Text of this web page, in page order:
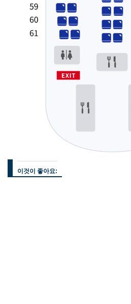
이것이 좋아요: